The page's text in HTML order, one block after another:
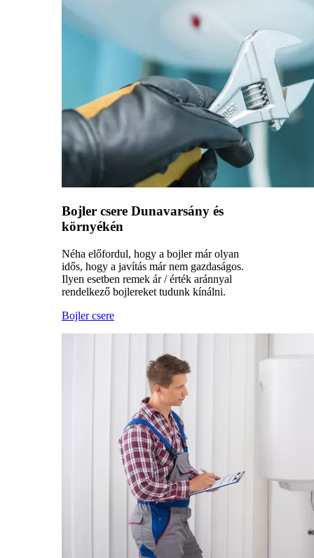
Bojler csere Dunavarsány és
környékén
Néha előfordul, hogy a bojler már olyan
idős, hogy a javítás már nem gazdaságos.
Ilyen esetben remek ár / érték aránnyal
rendelkező bojlereket tudunk kínálni.
Bojler csere